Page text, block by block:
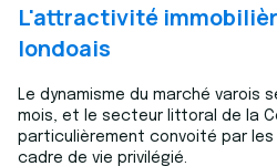
L'attractivité
londoais
Le dynamisme du marché varois
mois, et le secteur littoral de la
particulièrement convoité par
cadre de vie privilégié.